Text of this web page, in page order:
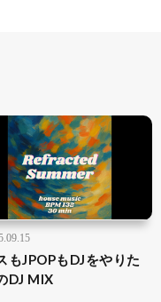
もJPOPもDJをやりた
DJ MIX